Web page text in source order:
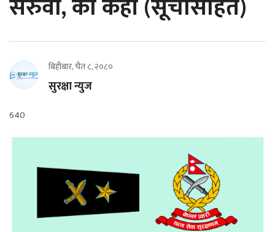
बिहीबार, चैत ८, २०८०
सुरक्षा न्युज
640